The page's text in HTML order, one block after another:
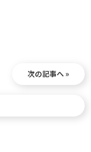
次の記事へ »